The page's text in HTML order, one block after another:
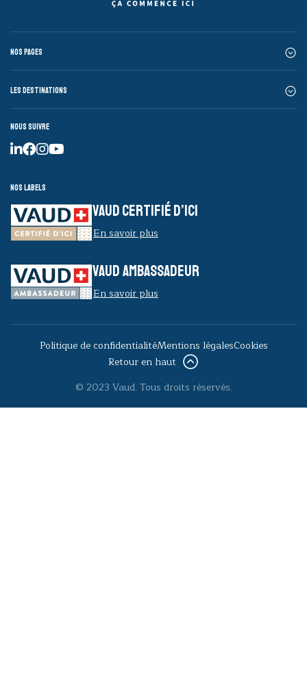
Nos pages
Les destinations
Nous suivre
Nos labels
VAUD CERTIFIÉ D’ICI
En savoir plus
VAUD AMBASSADEUR
En savoir plus
© 2023 Vaud. Tous droits réservés.
Politique de confidentialitéMentions légalesCookies
Retour en haut